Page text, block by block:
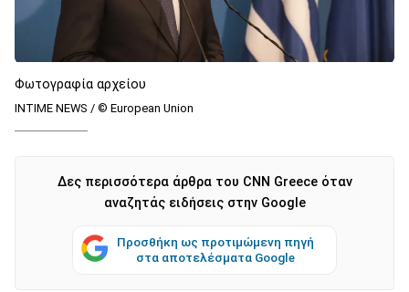
Φωτογραφία αρχείου
INTIME NEWS / © European Union
Δες περισσότερα άρθρα του CNN Greece όταν
αναζητάς ειδήσεις στην Google
Προσθήκη ως προτιμώμενη πηγή
στα αποτελέσματα Google